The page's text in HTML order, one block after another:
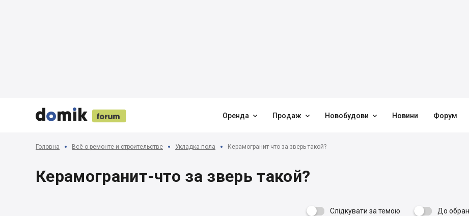


 
 Оренда  Продаж  Новобудови  Новини Форум
Головна Всё о ремонте и строительстве Укладка пола Керамогранит-что за зверь такой?
Керамогранит-что за зверь такой?
Слідкувати за темою  До